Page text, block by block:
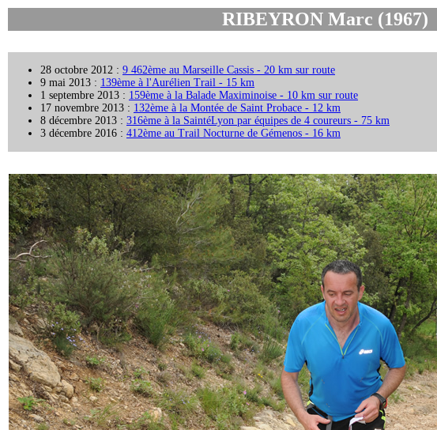
RIBEYRON Marc (1967)
28 octobre 2012 : 9 462ème au Marseille Cassis - 20 km sur route
9 mai 2013 : 139ème à l'Aurélien Trail - 15 km
1 septembre 2013 : 159ème à la Balade Maximinoise - 10 km sur route
17 novembre 2013 : 132ème à la Montée de Saint Probace - 12 km
8 décembre 2013 : 316ème à la SaintéLyon par équipes de 4 coureurs - 75 km
3 décembre 2016 : 412ème au Trail Nocturne de Gémenos - 16 km